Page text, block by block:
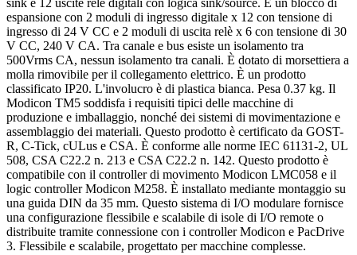
sink e 12 uscite relè digitali con logica sink/source. È un blocco di
espansione con 2 moduli di ingresso digitale x 12 con tensione di
ingresso di 24 V CC e 2 moduli di uscita relè x 6 con tensione di 30
V CC, 240 V CA. Tra canale e bus esiste un isolamento tra
500Vrms CA, nessun isolamento tra canali. È dotato di morsettiera a
molla rimovibile per il collegamento elettrico. È un prodotto
classificato IP20. L'involucro è di plastica bianca. Pesa 0.37 kg. Il
Modicon TM5 soddisfa i requisiti tipici delle macchine di
produzione e imballaggio, nonché dei sistemi di movimentazione e
assemblaggio dei materiali. Questo prodotto è certificato da GOST-
R, C-Tick, cULus e CSA. È conforme alle norme IEC 61131-2, UL
508, CSA C22.2 n. 213 e CSA C22.2 n. 142. Questo prodotto è
compatibile con il controller di movimento Modicon LMC058 e il
logic controller Modicon M258. È installato mediante montaggio su
una guida DIN da 35 mm. Questo sistema di I/O modulare fornisce
una configurazione flessibile e scalabile di isole di I/O remote o
distribuite tramite connessione con i controller Modicon e PacDrive
3. Flessibile e scalabile, progettato per macchine complesse.